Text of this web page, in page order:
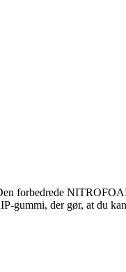
forbedrede
gummi, der gør, at du